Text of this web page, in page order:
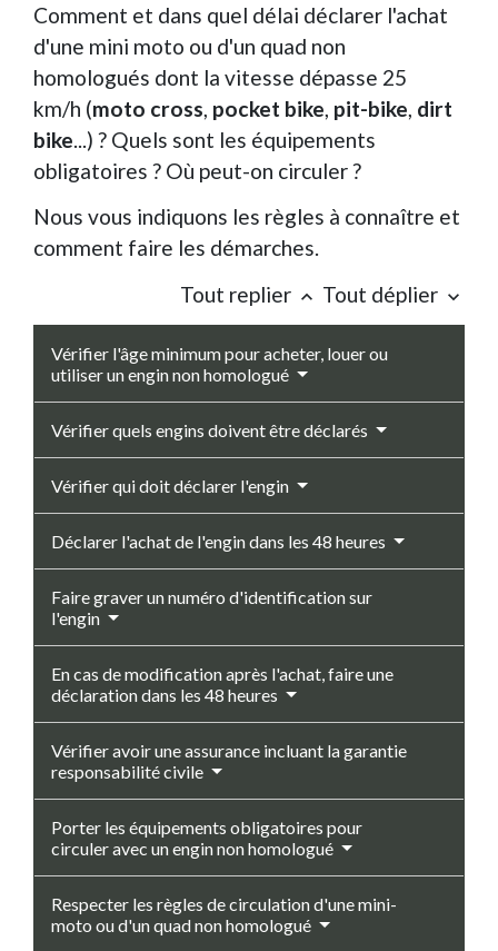
Comment et dans quel délai déclarer l'achat
d'une mini moto ou d'un quad non
homologués dont la vitesse dépasse 25
km/h (moto cross, pocket bike, pit-bike, dirt
bike...) ? Quels sont les équipements
obligatoires ? Où peut-on circuler ?
Nous vous indiquons les règles à connaître et
comment faire les démarches.
Tout replier keyboard_arrow_up Tout déplier keyboard_arrow_down
Vérifier l'âge minimum pour acheter, louer ou
utiliser un engin non homologué
Vérifier quels engins doivent être déclarés
Vérifier qui doit déclarer l'engin
Déclarer l'achat de l'engin dans les 48 heures
Faire graver un numéro d'identification sur
l'engin
En cas de modification après l'achat, faire une
déclaration dans les 48 heures
Vérifier avoir une assurance incluant la garantie
responsabilité civile
Porter les équipements obligatoires pour
circuler avec un engin non homologué
Respecter les règles de circulation d'une mini-
moto ou d'un quad non homologué